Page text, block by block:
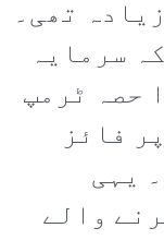
تھی۔
سرمایہ
حصہ ٹرمپ
فائز
یہی
والے